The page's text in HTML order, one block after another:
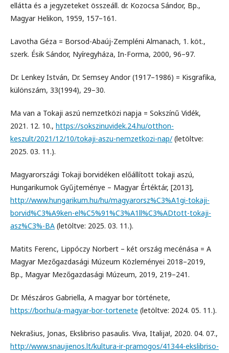
ellátta és a jegyzeteket összeáll. dr. Kozocsa Sándor, Bp.,
Magyar Helikon, 1959, 157–161.
Lavotha Géza = Borsod-Abaúj-Zempléni Almanach, 1. köt.,
szerk. Ésik Sándor, Nyíregyháza, In-Forma, 2000, 96–97.
Dr. Lenkey István, Dr. Semsey Andor (1917–1986) = Kisgrafika,
különszám, 33(1994), 29–30.
Ma van a Tokaji aszú nemzetközi napja = Sokszínű Vidék,
2021. 12. 10., https://sokszinuvidek.24.hu/otthon-
keszult/2021/12/10/tokaji-aszu-nemzetkozi-nap/ (letöltve:
2025. 03. 11.).
Magyarországi Tokaji borvidéken előállított tokaji aszú,
Hungarikumok Gyűjteménye – Magyar Értéktár, [2013],
http://www.hungarikum.hu/hu/magyarorsz%C3%A1gi-tokaji-
borvid%C3%A9ken-el%C5%91%C3%A1ll%C3%ADtott-tokaji-
asz%C3%-BA (letöltve: 2025. 03. 11.).
Matits Ferenc, Lippóczy Norbert – két ország mecénása = A
Magyar Mezőgazdasági Múzeum Közleményei 2018–2019,
Bp., Magyar Mezőgazdasági Múzeum, 2019, 219–241.
Dr. Mészáros Gabriella, A magyar bor története,
https://bor.hu/a-magyar-bor-tortenete (letöltve: 2024. 05. 11.).
Nekrašius, Jonas, Ekslibriso pasaulis. Viva, Italija!, 2020. 04. 07.,
http://www.snaujienos.lt/kultura-ir-pramogos/41344-ekslibriso-